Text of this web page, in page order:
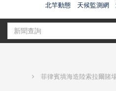
北竿動態
天候監測網
菲律賓填海造陸索拉爾賭